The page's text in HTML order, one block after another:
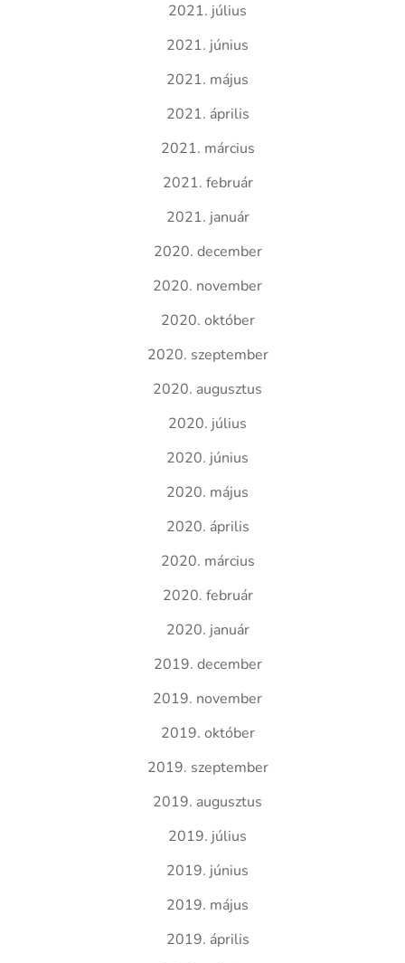
2021. július
2021. június
2021. május
2021. április
2021. március
2021. február
2021. január
2020. december
2020. november
2020. október
2020. szeptember
2020. augusztus
2020. július
2020. június
2020. május
2020. április
2020. március
2020. február
2020. január
2019. december
2019. november
2019. október
2019. szeptember
2019. augusztus
2019. július
2019. június
2019. május
2019. április